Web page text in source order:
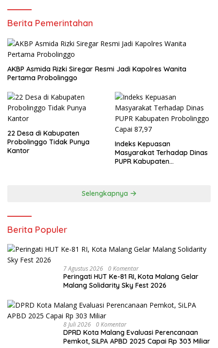
Berita Pemerintahan
AKBP Asmida Rizki Siregar Resmi Jadi Kapolres Wanita
Pertama Probolinggo
22 Desa di Kabupaten
Probolinggo Tidak Punya
Kantor
Indeks Kepuasan
Masyarakat Terhadap Dinas
PUPR Kabupaten
Selengkapnya
Berita Populer
7 Agustus 2026 0 Komentar
Peringati HUT Ke-81 RI, Kota Malang Gelar
Malang Solidarity Sky Fest 2026
8 Juli 2026 0 Komentar
DPRD Kota Malang Evaluasi Perencanaan
Pemkot, SiLPA APBD 2025 Capai Rp 303 Miliar